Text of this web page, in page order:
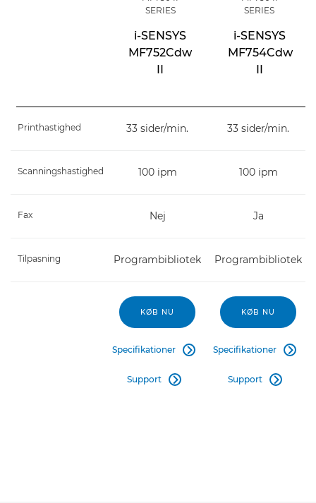
SERIES
i-SENSYS
MF752Cdw
II
SERIES
i-SENSYS
MF754Cdw
II
Printhastighed 33 sider/min. 33 sider/min.
Scanningshastighed 100 ipm 100 ipm
Fax Nej Ja
Tilpasning Programbibliotek Programbibliotek
KØB NU
Specifikationer 
Support 
KØB NU
Specifikationer 
Support 